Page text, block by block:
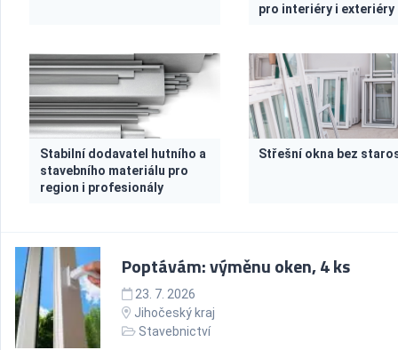
pro interiéry i exteriéry
Stabilní dodavatel hutního a
stavebního materiálu pro
region i profesionály
Střešní okna bez
Poptávám: výměnu oken, 4 ks
23. 7. 2026
Jihočeský kraj
Stavebnictví